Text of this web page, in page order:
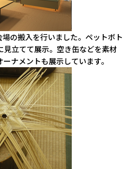
の搬入を行いました。ペットボト
見立てて展示。空き缶などを素材
ナメントも展示しています。